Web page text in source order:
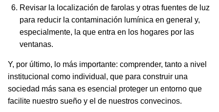
Revisar la localización de farolas y otras fuentes de luz
para reducir la contaminación lumínica en general y,
especialmente, la que entra en los hogares por las
ventanas.
Y, por último, lo más importante: comprender, tanto a nivel
institucional como individual, que para construir una
sociedad más sana es esencial proteger un entorno que
facilite nuestro sueño y el de nuestros convecinos.